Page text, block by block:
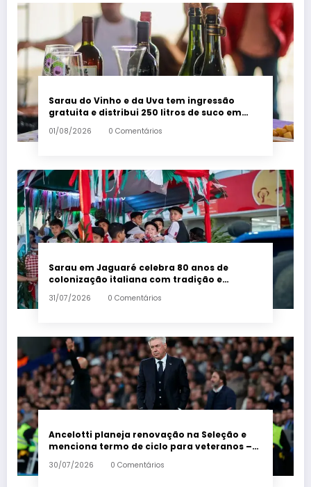
Sarau do Vinho e da Uva tem ingressão
gratuita e distribui 250 litros de suco em
Santa Teresa – Em Dia ES
01/08/2026 0 Comentários
Sarau em Jaguaré celebra 80 anos de
colonização italiana com tradição e
trambolhão da polenta – Em Dia ES
31/07/2026 0 Comentários
Ancelotti planeja renovação na Seleção e
menciona termo de ciclo para veteranos –
Em Dia ES
30/07/2026 0 Comentários